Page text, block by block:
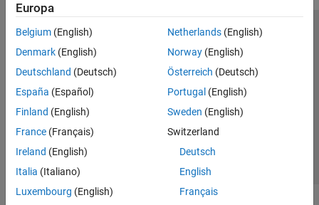
Europa
Belgium (English)
Denmark (English)
Deutschland (Deutsch)
España (Español)
Finland (English)
France (Français)
Ireland (English)
Italia (Italiano)
Luxembourg (English)
Netherlands(English)
Norway(English)
Österreich (Deutsch)
Portugal (English)
Sweden (English)
Switzerland
Deutsch
English
Français
Centro de confianza
Marcas comerciales
Política de privacidad
Antipiratería
Estado de las aplicaciones
Información de contacto
© 1994-2026 The MathWorks, Inc.
Seleccione un país/